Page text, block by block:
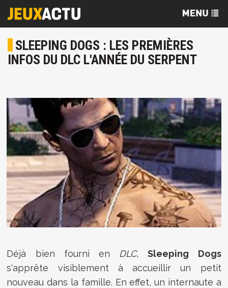
SLEEPING DOGS : LES PREMIÈRES
INFOS DU DLC L'ANNÉE DU SERPENT
Déjà bien fourni en DLC,Sleeping Dogs
s'apprête visiblement à accueillir un petit
nouveau dans la famille. En effet, un internaute a